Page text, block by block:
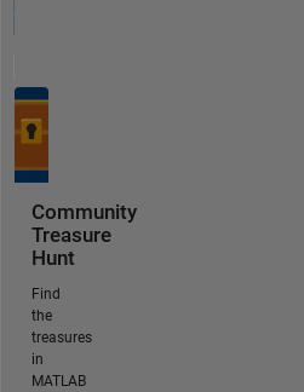
Community
Treasure
Hunt
Find
the
treasures
in
MATLAB